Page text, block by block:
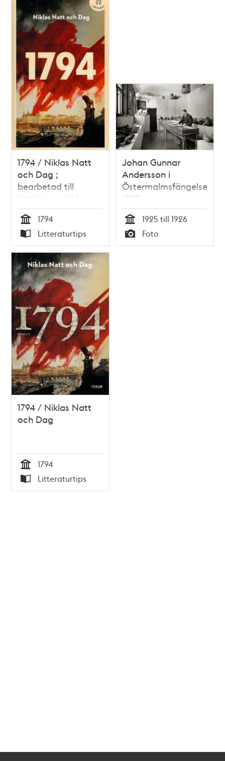
1794 / Niklas Natt
och Dag ;
bearbetad till
lättläst av Niklas
Darke
Tid
1794
Typ
Litteraturtips
Johan Gunnar
Andersson i
Östermalmsfängelset
1925
Tid
1925 till 1926
Typ
Foto
1794 / Niklas Natt
och Dag
Tid
1794
Typ
Litteraturtips